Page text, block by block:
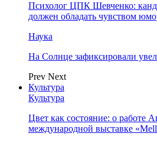
Психолог ЦПК Шевченко:
должен обладать чувством
Наука
На Солнце зафиксировали
Prev Next
Культура
Культура
Цвет как состояние: о работе
международной выставке